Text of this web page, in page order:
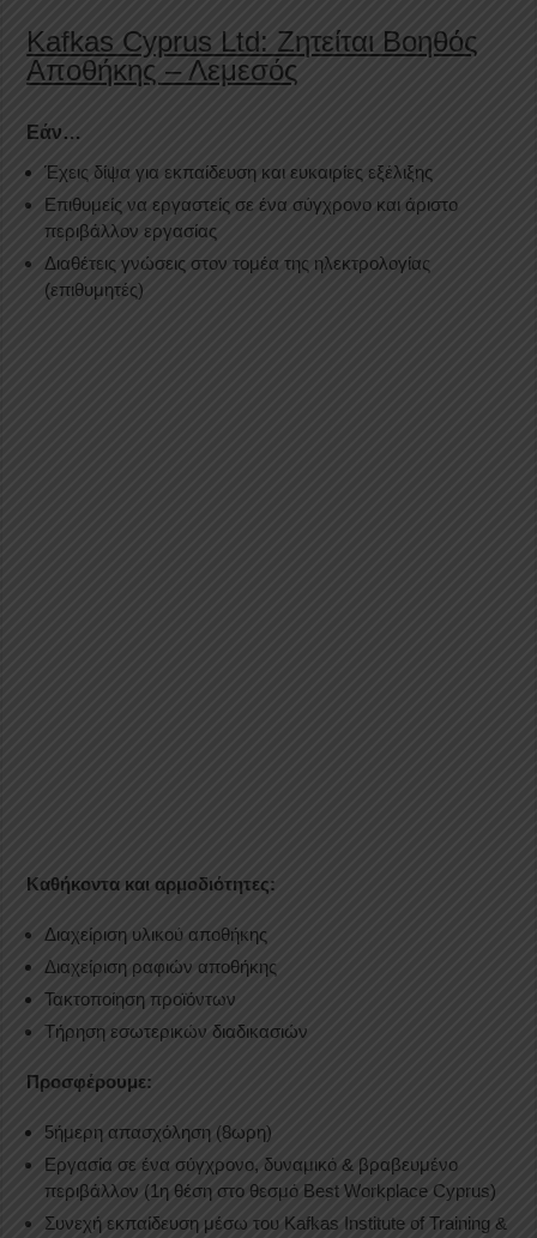
Kafkas Cyprus Ltd: Ζητείται Βοηθός
Αποθήκης – Λεμεσός
Εάν…
Έχεις δίψα για εκπαίδευση και ευκαιρίες εξέλιξης
Επιθυμείς να εργαστείς σε ένα σύγχρονο και άριστο
περιβάλλον εργασίας
Διαθέτεις γνώσεις στον τομέα της ηλεκτρολογίας
(επιθυμητές)
Καθήκοντα και αρμοδιότητες:
Διαχείριση υλικού αποθήκης
Διαχείριση ραφιών αποθήκης
Τακτοποίηση προϊόντων
Τήρηση εσωτερικών διαδικασιών
Προσφέρουμε:
5ήμερη απασχόληση (8ωρη)
Εργασία σε ένα σύγχρονο, δυναμικό & βραβευμένο
περιβάλλον (1η θέση στο θεσμό Best Workplace Cyprus)
Συνεχή εκπαίδευση μέσω του Kafkas Institute of Training &